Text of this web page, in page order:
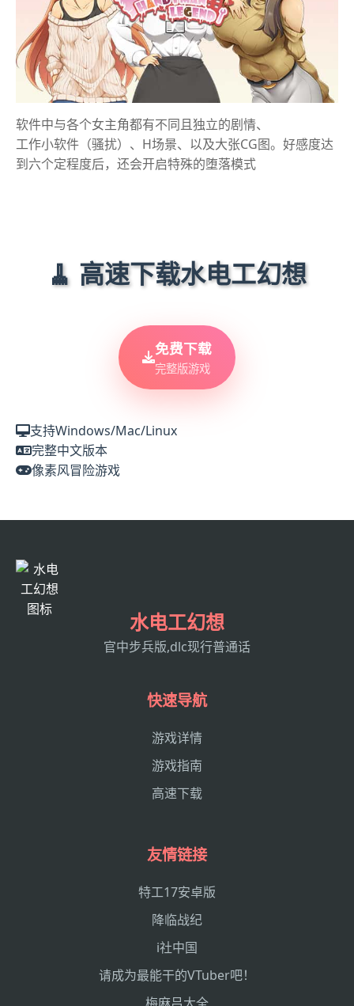
软件中与各个女主角都有不同且独立的剧情、
工作小软件（骚扰）、H场景、以及大张CG图。好感度达
到六个定程度后，还会开启特殊的堕落模式
🧹 高速下载水电工幻想
免费下载
完整版游戏
支持Windows/Mac/Linux
完整中文版本
像素风冒险游戏
水电工幻想
官中步兵版,dlc现行普通话
快速导航
游戏详情
游戏指南
高速下载
友情链接
特工17安卓版
降临战纪
i社中国
请成为最能干的VTuber吧！